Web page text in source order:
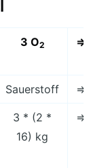
3 O2 =>
Sauerstoff =>
3 * (2 *
16) kg
=>